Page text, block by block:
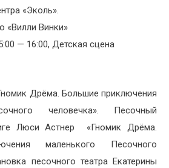
«Эколь».
«Вилли Винки»
— 16:00, Детская сцена
Дрёма. Большие приключения
человечка». Песочный
Люси Астнер «Гномик Дрёма.
маленького Песочного
песочного театра Екатерины